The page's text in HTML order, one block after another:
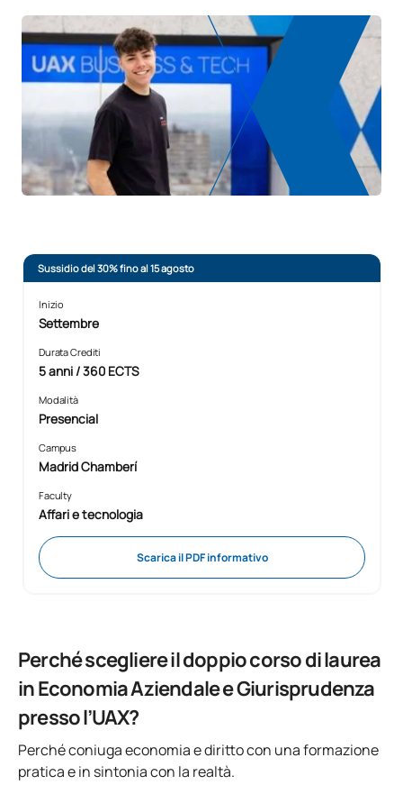
Sussidio del 30% fino al 15 agosto
Inizio
Settembre
Durata Crediti
5 anni / 360 ECTS
Modalità
Presencial
Campus
Madrid Chamberí
Faculty
Affari e tecnologia
Scarica il PDF informativo
Perché scegliere il doppio corso di laurea
in Economia Aziendale e Giurisprudenza
presso l’UAX?
Perché coniuga economia e diritto con una formazione
pratica e in sintonia con la realtà.